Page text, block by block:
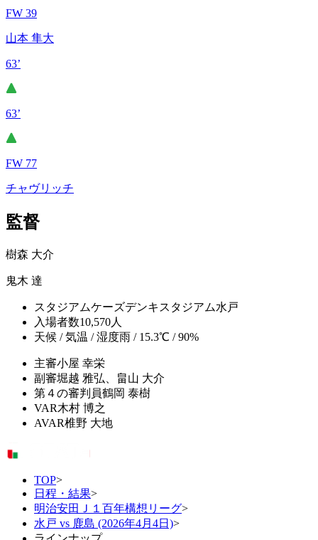
FW 39
山本 隼大
63’
63’
FW 77
チャヴリッチ
監督
樹森 大介
鬼木 達
スタジアムケーズデンキスタジアム水戸
入場者数10,570人
天候 / 気温 / 湿度雨 / 15.3℃ / 90%
主審小屋 幸栄
副審堀越 雅弘、畠山 大介
第４の審判員鶴岡 泰樹
VAR木村 博之
AVAR椎野 大地
TOP>
日程・結果>
明治安田Ｊ１百年構想リーグ>
水戸 vs 鹿島 (2026年4月4日)>